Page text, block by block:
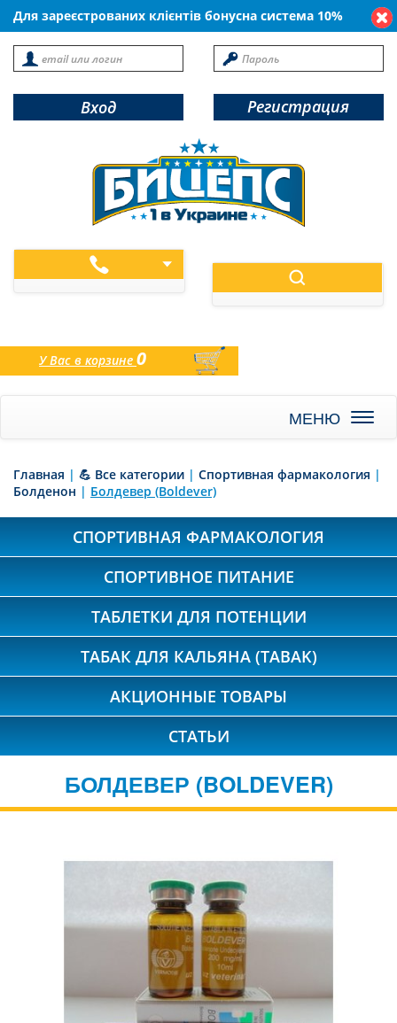
Для зареєстрованих клієнтів бонусна система 10%
Вход Регистрация
У Вас в корзине0
товаров
Главная | 💪 Все категории | Спортивная фармакология |
Болденон | Болдевер (Boldever)
СПОРТИВНАЯ ФАРМАКОЛОГИЯ
СПОРТИВНОЕ ПИТАНИЕ
ТАБЛЕТКИ ДЛЯ ПОТЕНЦИИ
ТАБАК ДЛЯ КАЛЬЯНА (TABAK)
АКЦИОННЫЕ ТОВАРЫ
СТАТЬИ
БОЛДЕВЕР (BOLDEVER)